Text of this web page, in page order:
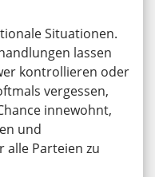
Situationen.
lassen
kontrollieren oder
vergessen,
innewohnt,
und
alle Parteien zu